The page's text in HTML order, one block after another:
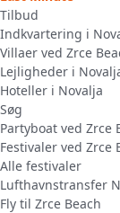
Tilbud
Indkvartering i
Villaer ved Zrce
Lejligheder i
Hoteller i Novalja
Søg
Partyboat ved Zrce
Festivaler ved Zrce
Alle festivaler
Lufthavnstransfer
Fly til Zrce Beach